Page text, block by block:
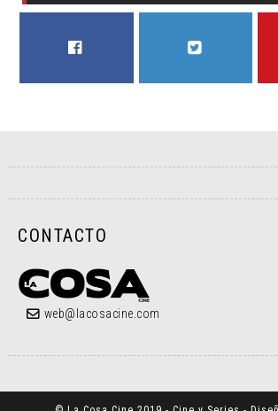
CONTACTO
web@lacosacine.com